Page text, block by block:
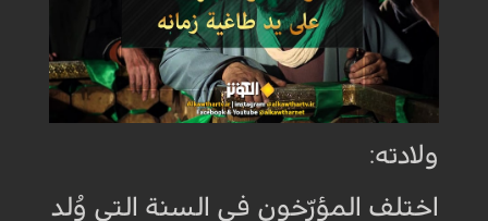
ولادته:
اختلف المؤرّخون في السنة التي وُلد